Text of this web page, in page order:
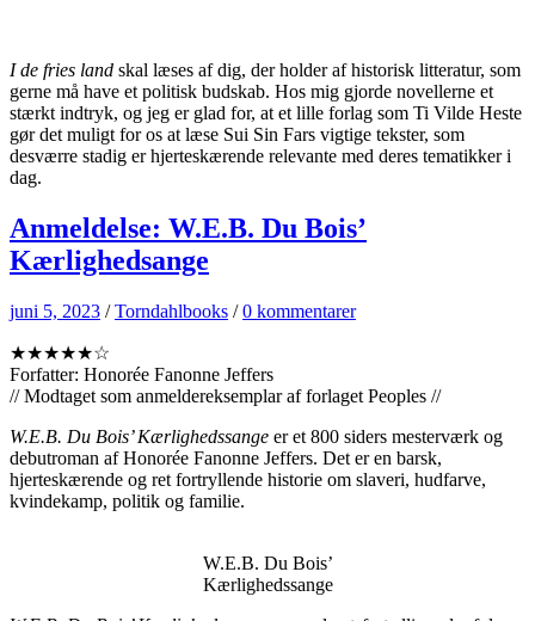
I de fries land skal læses af dig, der holder af historisk litteratur, som
gerne må have et politisk budskab. Hos mig gjorde novellerne et
stærkt indtryk, og jeg er glad for, at et lille forlag som Ti Vilde Heste
gør det muligt for os at læse Sui Sin Fars vigtige tekster, som
desværre stadig er hjerteskærende relevante med deres tematikker i
dag.
Anmeldelse: W.E.B. Du Bois’
Kærlighedsange
juni 5, 2023 /Torndahlbooks /0 kommentarer
★★★★★☆
Forfatter: Honorée Fanonne Jeffers
// Modtaget som anmeldereksemplar af forlaget Peoples //
W.E.B. Du Bois’ Kærlighedssange er et 800 siders mesterværk og
debutroman af Honorée Fanonne Jeffers. Det er en barsk,
hjerteskærende og ret fortryllende historie om slaveri, hudfarve,
kvindekamp, politik og familie.
W.E.B. Du Bois’
Kærlighedssange